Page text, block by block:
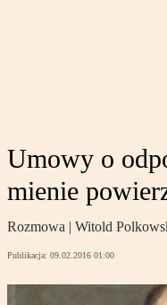
Umowy o
mienie
Rozmowa | Witold
Publikacja: 09.02.2016 01:00